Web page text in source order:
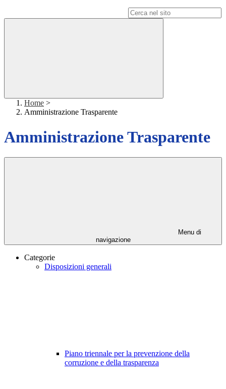
Home >
Amministrazione Trasparente
Amministrazione Trasparente
Menu di
navigazione
Categorie
Disposizioni generali
Piano triennale per la prevenzione della
corruzione e della trasparenza